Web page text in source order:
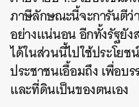
ภาษีลักษณะนี้จะการันตีว่า
อย่างแน่นอน อีกทั้งรัฐยั
ได้ในส่วนนี้ไปใช้ประโยช
ประชาชนเอื้อมถึง เพื่อบ
และที่ดินเป็นของตนเอง